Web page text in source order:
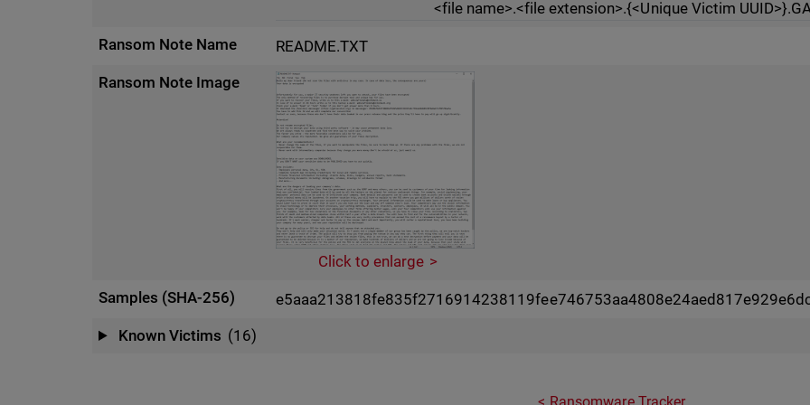
<file name>.<file extension>.{<Unique Victim
Ransom Note Name
README.TXT
Ransom Note Image
Click to enlarge
Samples (SHA-256)
Known Victims (16)